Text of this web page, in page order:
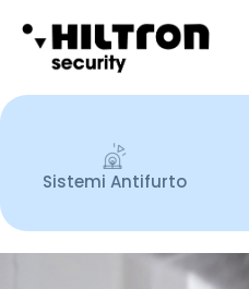
Sistemi Antifurto